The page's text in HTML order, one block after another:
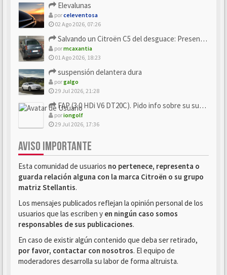
Elevalunas
porceleventosa
02 Ago 2026, 07:26
Salvando un Citroën C5 del desguace: Presentación y seguimiento
pormcaxantia
01 Ago 2026, 18:23
suspensión delantera dura
porgalgo
29 Jul 2026, 21:28
FAP (3.0 HDi V6 DT20C). Pido info sobre su sustitución
poriongolf
29 Jul 2026, 17:36
AVISO IMPORTANTE
Esta comunidad de usuarios no pertenece, representa o
guarda relación alguna con la marca Citroën o su grupo
matriz Stellantis.
Los mensajes publicados reflejan la opinión personal de los
usuarios que las escriben y en ningún caso somos
responsables de sus publicaciones.
En caso de existir algún contenido que deba ser retirado,
por favor, contactar con nosotros. El equipo de
moderadores desarrolla su labor de forma altruista.